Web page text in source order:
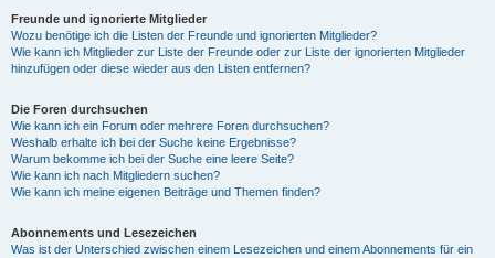
Freunde und ignorierte Mitglieder
Wozu benötige ich die Listen der Freunde und ignorierten Mitglieder?
Wie kann ich Mitglieder zur Liste der Freunde oder zur Liste der ignorierten Mitglieder
hinzufügen oder diese wieder aus den Listen entfernen?
Die Foren durchsuchen
Wie kann ich ein Forum oder mehrere Foren durchsuchen?
Weshalb erhalte ich bei der Suche keine Ergebnisse?
Warum bekomme ich bei der Suche eine leere Seite?
Wie kann ich nach Mitgliedern suchen?
Wie kann ich meine eigenen Beiträge und Themen finden?
Abonnements und Lesezeichen
Was ist der Unterschied zwischen einem Lesezeichen und einem Abonnements für ein